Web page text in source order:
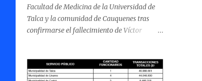
Facultad de Medicina de la Universidad de
Talca y la comunidad de Cauquenes tras
confirmarse el fallecimiento de Víctor
Cauquenes. De acuerdo con los antecedentes
conocidos, el joven se presentó a cumplir su